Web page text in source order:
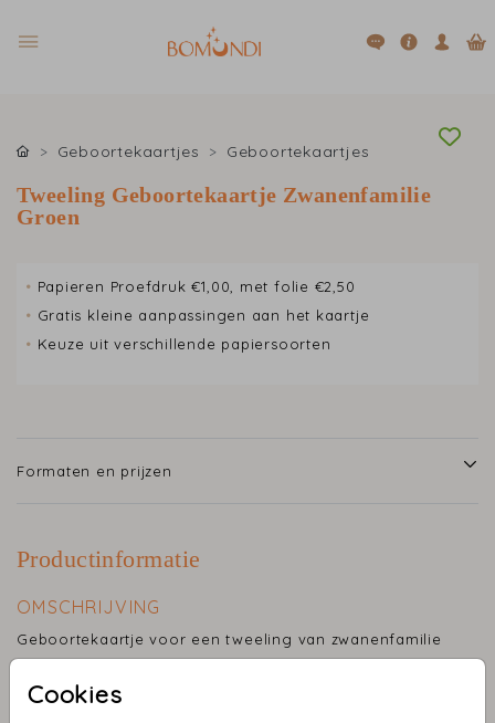
Cookies
Geboortekaartjes Geboortekaartjes
Tweeling Geboortekaartje Zwanenfamilie
Groen
• Papieren Proefdruk €1,00, met folie €2,50
• Gratis kleine aanpassingen aan het kaartje
• Keuze uit verschillende papiersoorten
Formaten en prijzen
Productinformatie
OMSCHRIJVING
Geboortekaartje voor een tweeling van zwanenfamilie